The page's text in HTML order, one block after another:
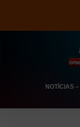
NOTÍCIAS–